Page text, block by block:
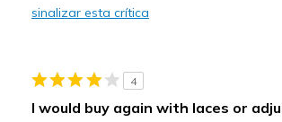
Supportive and light weight
sinalizar esta crítica
4
I would buy again with laces or